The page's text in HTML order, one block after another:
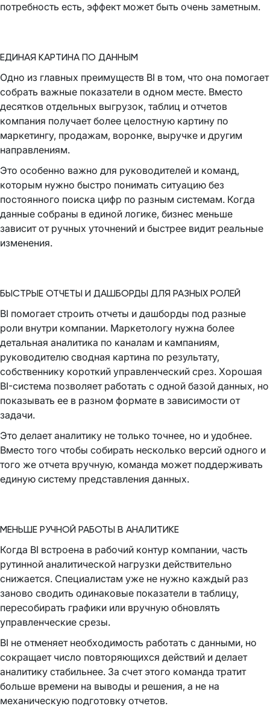
потребность есть, эффект может быть очень заметным.
ЕДИНАЯ КАРТИНА ПО ДАННЫМ
Одно из главных преимуществ BI в том, что она помогает
собрать важные показатели в одном месте. Вместо
десятков отдельных выгрузок, таблиц и отчетов
компания получает более целостную картину по
маркетингу, продажам, воронке, выручке и другим
направлениям.
Это особенно важно для руководителей и команд,
которым нужно быстро понимать ситуацию без
постоянного поиска цифр по разным системам. Когда
данные собраны в единой логике, бизнес меньше
зависит от ручных уточнений и быстрее видит реальные
изменения.
БЫСТРЫЕ ОТЧЕТЫ И ДАШБОРДЫ ДЛЯ РАЗНЫХ РОЛЕЙ
BI помогает строить отчеты и дашборды под разные
роли внутри компании. Маркетологу нужна более
детальная аналитика по каналам и кампаниям,
руководителю сводная картина по результату,
собственнику короткий управленческий срез. Хорошая
BI-система позволяет работать с одной базой данных, но
показывать ее в разном формате в зависимости от
задачи.
Это делает аналитику не только точнее, но и удобнее.
Вместо того чтобы собирать несколько версий одного и
того же отчета вручную, команда может поддерживать
единую систему представления данных.
МЕНЬШЕ РУЧНОЙ РАБОТЫ В АНАЛИТИКЕ
Когда BI встроена в рабочий контур компании, часть
рутинной аналитической нагрузки действительно
снижается. Специалистам уже не нужно каждый раз
заново сводить одинаковые показатели в таблицу,
пересобирать графики или вручную обновлять
управленческие срезы.
BI не отменяет необходимость работать с данными, но
сокращает число повторяющихся действий и делает
аналитику стабильнее. За счет этого команда тратит
больше времени на выводы и решения, а не на
механическую подготовку отчетов.